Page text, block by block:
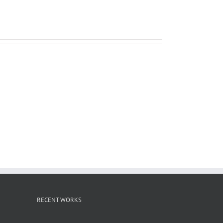
RECENT WORKS